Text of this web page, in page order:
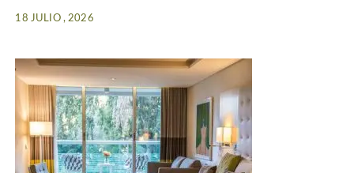
18 JULIO , 2026